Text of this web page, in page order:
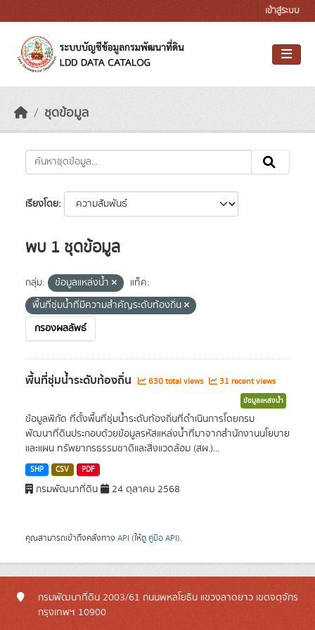
เข้าสู่ระบบ
ชุดข้อมูล
เรียงโดย
พบ 1 ชุดข้อมูล
กลุ่ม: ข้อมูลแหล่งน้ำ
แท็ค:
พื้นที่ชุ่มน้ำที่มีความสําคัญระดับท้องถิ่น
กรองผลลัพธ์
พื้นที่ชุ่มน้ำระดับท้องถิ่น 630 total views 31 recent views
ข้อมูลแหล่งน้ำ
ข้อมูลพิกัด ที่ตั้งพื้นที่ชุ่มน้ำระดับท้องถิ่นที่ดำเนินการโดยกรม
พัฒนาที่ดินประกอบด้วยข้อมูลรหัสแหล่งน้ำที่มาจากสำนักงานนโยบาย
และแผน ทรัพยากรธรรมชาติและสิ่งแวดล้อม (สผ.)...
SHP CSV PDF
กรมพัฒนาที่ดิน 24 ตุลาคม 2568
คุณสามารถเข้าถึงคลังทาง API (ให้ดู คู่มือ API).
กรมพัฒนาที่ดิน 2003/61 ถนนพหลโยธิน แขวงลาดยาว เขตจตุจักร
กรุงเทพฯ 10900